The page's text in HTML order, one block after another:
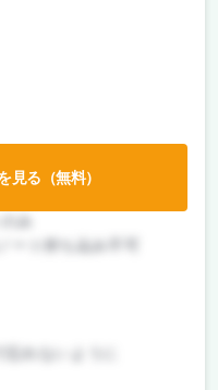
ート持ち込み不可
れないように
見る（無料）